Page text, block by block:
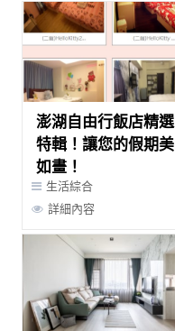
澎湖自由行飯店精選
特輯！讓您的假期美
如畫！
生活綜合
詳細內容